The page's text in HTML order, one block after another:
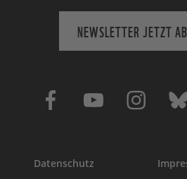
NEWSLETTER JETZT
Datenschutz